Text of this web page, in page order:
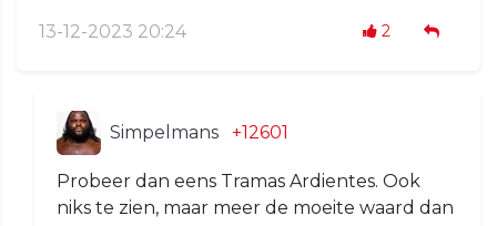
13-12-2023 20:24 2
Simpelmans +12601
Probeer dan eens Tramas Ardientes. Ook
niks te zien, maar meer de moeite waard dan